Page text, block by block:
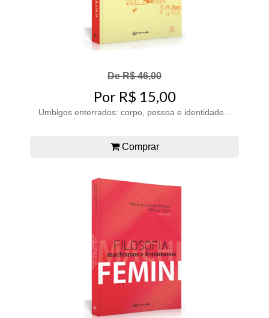
De R$ 46,00
Por R$ 15,00
Umbigos enterrados: corpo, pessoa e identidade...
Comprar